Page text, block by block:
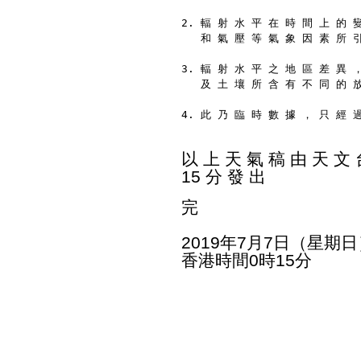
2. 輻 射 水 平 在 時 間 上 的
和 氣 壓 等 氣 象 因 素 所
3. 輻 射 水 平 之 地 區 差 異
及 土 壤 所 含 有 不 同 的
4. 此 乃 臨 時 數 據 ， 只 經
以 上 天 氣 稿 由 天 文
15 分 發 出
完
2019年7月7日（星期
香港時間0時15分